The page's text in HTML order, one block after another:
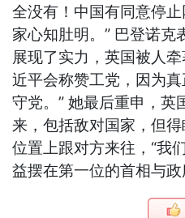
全没有！中国有同意停
家心知肚明。” 巴登诺克
展现了实力，英国被人
近平会称赞工党，因为
守党。” 她最后重申，英
来，包括敌对国家，但
位置上跟对方来往，“我
益摆在第一位的首相与政